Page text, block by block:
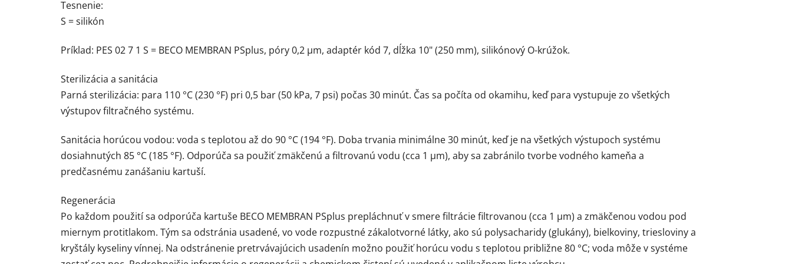
Tesnenie:
S = silikón
Príklad: PES 02 7 1 S = BECO MEMBRAN PSplus, póry 0,2 µm, adaptér kód 7, dĺžka 10" (250 mm), silikónový O-krúžok.
Sterilizácia a sanitácia
Parná sterilizácia: para 110 °C (230 °F) pri 0,5 bar (50 kPa, 7 psi) počas 30 minút. Čas sa počíta od okamihu, keď para vystupuje zo všetkých
výstupov filtračného systému.
Sanitácia horúcou vodou: voda s teplotou až do 90 °C (194 °F). Doba trvania minimálne 30 minút, keď je na všetkých výstupoch systému
dosiahnutých 85 °C (185 °F). Odporúča sa použiť zmäkčenú a filtrovanú vodu (cca 1 µm), aby sa zabránilo tvorbe vodného kameňa a
predčasnému zanášaniu kartuší.
Regenerácia
Po každom použití sa odporúča kartuše BECO MEMBRAN PSplus prepláchnuť v smere filtrácie filtrovanou (cca 1 µm) a zmäkčenou vodou pod
miernym protitlakom. Tým sa odstránia usadené, vo vode rozpustné zákalotvorné látky, ako sú polysacharidy (glukány), bielkoviny, triesloviny a
kryštály kyseliny vínnej. Na odstránenie pretrvávajúcich usadenín možno použiť horúcu vodu s teplotou približne 80 °C; voda môže v systéme